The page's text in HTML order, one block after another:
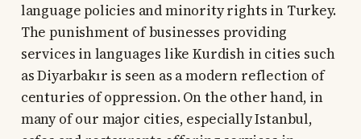
language policies and minority rights in Turkey.
The punishment of businesses providing
services in languages like Kurdish in cities such
as Diyarbakır is seen as a modern reflection of
centuries of oppression. On the other hand, in
many of our major cities, especially Istanbul,